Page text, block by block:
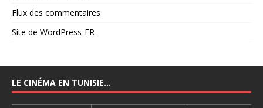
Flux des commentaires
Site de WordPress-FR
LE CINÉMA EN TUNISIE…